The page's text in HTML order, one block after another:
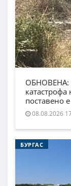
ОБНОВЕНА:
поставено
08.08.2026
БУРГАС